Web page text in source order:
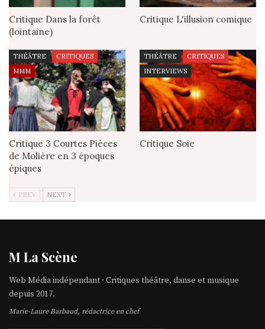
Critique Dans la forêt
(lointaine)
Critique L'illusion comique
THÉÂTRE
CRITIQUES
MMM
Critique 3 Courtes Pièces
de Molière en 3 époques
épiques
THÉÂTRE
CRITIQUES
INTERVIEWS
Critique Soie
PREV NEXT
M La Scène
Web Média indépendant · Critiques théâtre, danse et musique
depuis 2017.
Marie-Laure Barbaud, rédactrice en chef